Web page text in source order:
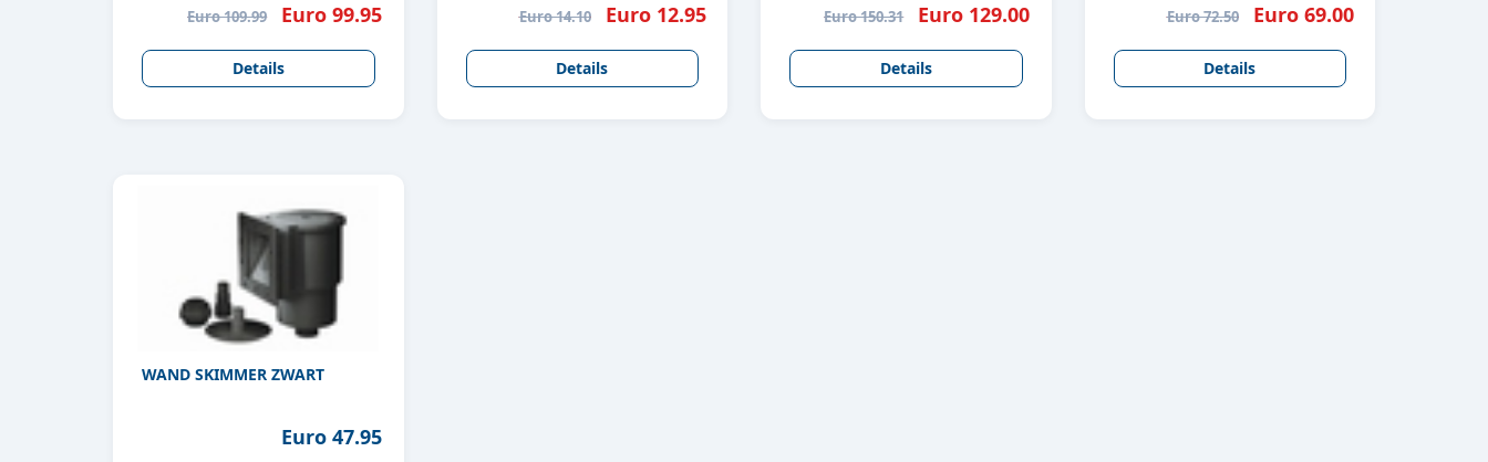
Euro 109.99 Euro 99.95
Details
Euro 14.10 Euro 12.95
Details
Euro 150.31 Euro 129.00
Details
Euro 72.50 Euro 69.00
Details
WAND SKIMMER ZWART
Euro 47.95